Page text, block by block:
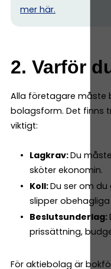
mer här.
2. Varför
Alla företagare måste
bolagsform. Det finns
viktigt:
Lagkrav:Du
sköter ekonomin.
Koll:Du ser om
slipper
Beslutsunderlag:
prissättning,
För aktiebolag är